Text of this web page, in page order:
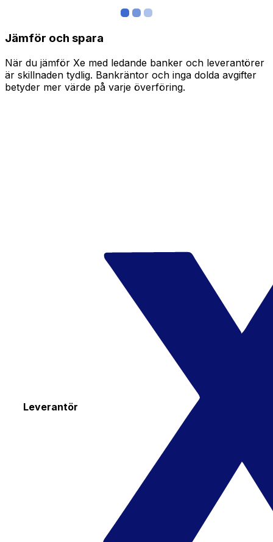
Jämför och spara
När du jämför Xe med ledande banker och leverantörer
är skillnaden tydlig. Bankräntor och inga dolda avgifter
betyder mer värde på varje överföring.
Leverantör